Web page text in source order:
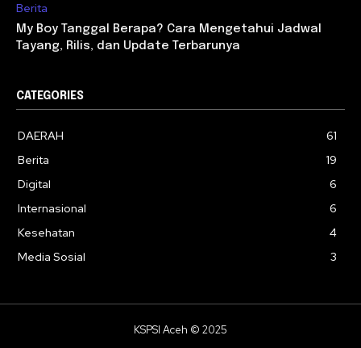
Berita
My Boy Tanggal Berapa? Cara Mengetahui Jadwal
Tayang, Rilis, dan Update Terbarunya
CATEGORIES
DAERAH
61
Berita
19
Digital
6
Internasional
6
Kesehatan
4
Media Sosial
3
KSPSI Aceh © 2025